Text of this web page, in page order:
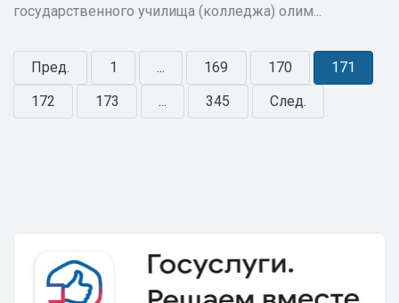
государственного училища (колледжа) олим...
Пред. 1 ... 169 170
171
172
173 ... 345 След.